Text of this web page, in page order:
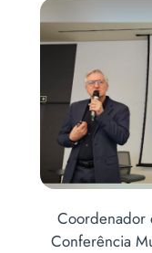
Coordenador
Conferência